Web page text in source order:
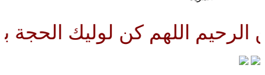
كن لوليك الحجة بن الحسن